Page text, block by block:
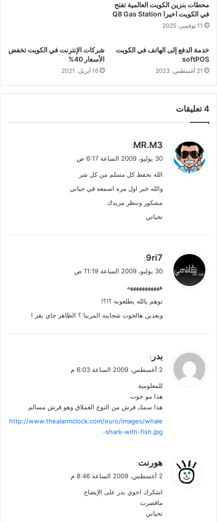
محطات بنزين الكويت العالمية تفتح
في الكويت اخيرا Q8 Gas Station
11 نوفمبر، 2025
خدمة الدفع إلى الهاتف في الكويت
softPOS
21 أغسطس، 2023
شركات الإنترنت في الكويت تخفض
الأسعار 40%
16 أبريل، 2021
‫4 تعليقات
ي
ل
MR.M3
:
30 يوليو، 2009 الساعة 6:17 ص
الله بحفظ كل مسلم من كل شر
والله خبر اول مره اسمعه في حياتي
مشكور وننظر مزيدك
تحياتي
ي
ل
9ri7
:
30 يوليو، 2009 الساعة 11:19 ص
هههههههههههه
توهم يالله يطلعونه ؟!؟!
وبعدين هالحوت شجايبه المرينا ؟ الظاهر جاي يقز !
ل
بدر :
2 أغسطس، 2009 الساعة 6:03 م
للمعلومية
هذا مو حوت
هذا سمك قرش من النوع العملاق وهو قرش مسالم
http://www.thealarmclock.com/euro/images/whale
-shark-with-fish.jpg
ل
هورنت:
2 أغسطس، 2009 الساعة 8:46 م
اشكرك اخوي بدر على الإيضاح
ماقصرت
تحياتي